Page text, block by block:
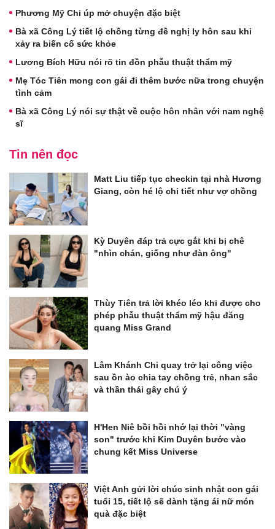
Phương Mỹ Chi úp mở chuyện đặc biệt
Bà xã Công Lý tiết lộ chồng từng đề nghị ly hôn sau khi
xảy ra biến cố sức khỏe
Lương Bích Hữu nói rõ tin đồn phẫu thuật thẩm mỹ
Mẹ Tóc Tiên mong con gái đi thêm bước nữa trong chuyện
tình cảm
Bà xã Công Lý nói sự thật về cuộc hôn nhân với nam nghệ
sĩ
Tin nên đọc
Matt Liu tiếp tục checkin tại nhà Hương
Giang, còn hé lộ chi tiết như vợ chồng
Kỳ Duyên đáp trả cực gắt khi bị chê
"nhìn chán, giống như đàn ông"
Thùy Tiên trả lời khéo léo khi được cho
phép phẫu thuật thẩm mỹ hậu đăng
quang Miss Grand
Lâm Khánh Chi quay trở lại công việc
sau ồn ào chia tay chồng trẻ, nhan sắc
và thần thái gây chú ý
H'Hen Niê bồi hồi nhớ lại thời "vàng
son" trước khi Kim Duyên bước vào
chung kết Miss Universe
Việt Anh gửi lời chúc sinh nhật con gái
tuổi 15, tiết lộ sẽ dành tặng ái nữ món
quà đặc biệt